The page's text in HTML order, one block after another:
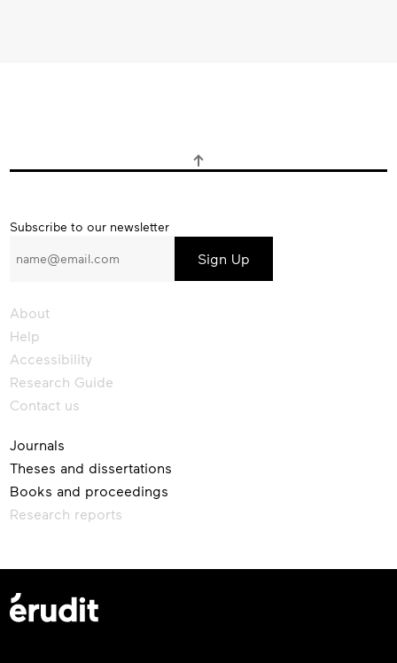
Subscribe
our
Subscribe to our newsletter
About
Help
Accessibility
Research Guide
Contact us
Journals
Theses and dissertations
Books and proceedings
Research reports